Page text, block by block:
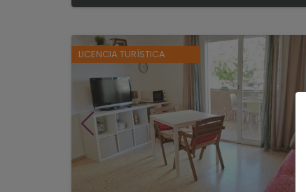
LICENCIA TURÍSTICA